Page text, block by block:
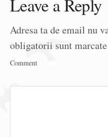
Leave a Reply
Adresa ta de email nu
obligatorii sunt
Comment